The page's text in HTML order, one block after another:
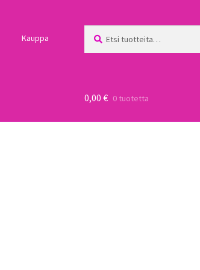
Kauppa
0,00 € 0 tuotetta